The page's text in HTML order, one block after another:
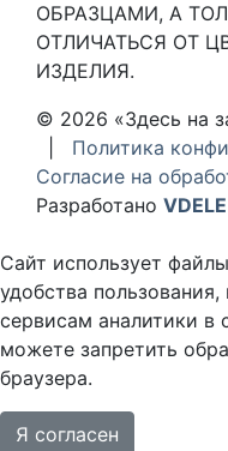
ОБРАЗЦАМИ, А
ОТЛИЧАТЬСЯ ОТ
ИЗДЕЛИЯ.
© 2026 «Здесь на
Политика
Согласие на
Разработано VDELE
Сайт использует
удобства
сервисам аналитики в
можете запретить
браузера.
Я согласен